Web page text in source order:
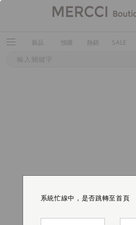
新品 預購 熱銷 SALE
系統忙線中，是否跳轉至首頁
系統忙線中，是否跳轉至首頁
系統忙線中，是否跳轉至首頁
系統忙線中，是否跳轉至首頁
系統忙線中，是否跳轉至首頁